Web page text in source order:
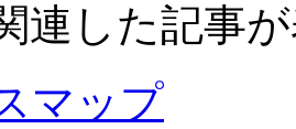
連した記事
マップ